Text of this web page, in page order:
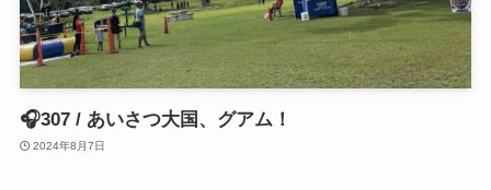
🎧307 / あいさつ大国、グアム！
2024年8月7日